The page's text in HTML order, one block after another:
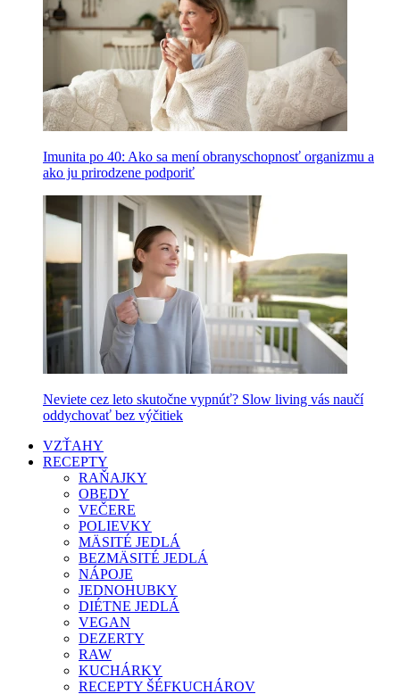
Imunita po 40: Ako sa mení obranyschopnosť organizmu a
ako ju prirodzene podporiť
Neviete cez leto skutočne vypnúť? Slow living vás naučí
oddychovať bez výčitiek
VZŤAHY
RECEPTY
RAŇAJKY
OBEDY
VEČERE
POLIEVKY
MÄSITÉ JEDLÁ
BEZMÄSITÉ JEDLÁ
NÁPOJE
JEDNOHUBKY
DIÉTNE JEDLÁ
VEGAN
DEZERTY
RAW
KUCHÁRKY
RECEPTY ŠÉFKUCHÁROV